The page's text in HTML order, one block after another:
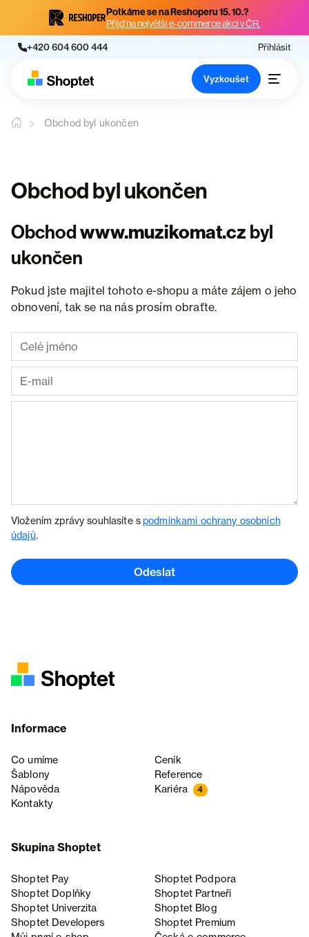
Potkáme se na Reshoperu 15. 10.?
Přijď na největší e-commerce akci v ČR.
+420 604 600 444 Přihlásit
Vyzkoušet
Obchod byl ukončen
Obchod byl ukončen
Obchodwww.muzikomat.cz byl
ukončen
Pokud jste majitel tohoto e-shopu a máte zájem o jeho
obnovení, tak se na nás prosím obraťte.
Vložením zprávy souhlasíte spodmínkami ochrany osobních
údajů.
Odeslat
Informace
Co umíme
Ceník
Šablony
Reference
Nápověda
Kariéra 4
Kontakty
Skupina Shoptet
Shoptet Pay
Shoptet Podpora
Shoptet Doplňky
Shoptet Partneři
Shoptet Univerzita
Shoptet Blog
Shoptet Developers
Shoptet Premium